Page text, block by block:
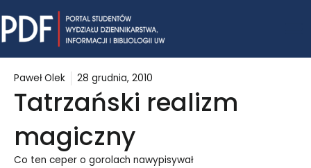
to
content
Paweł Olek 28 grudnia, 2010
Tatrzański realizm
magiczny
Co ten ceper o gorolach nawypisywał